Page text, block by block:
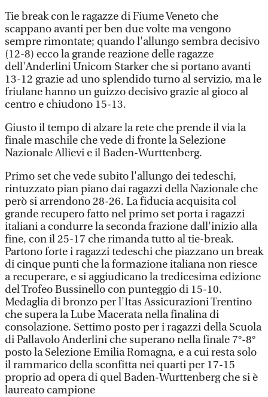
Tie break con le ragazze di Fiume Veneto che
scappano avanti per ben due volte ma vengono
sempre rimontate; quando l'allungo sembra decisivo
(12-8) ecco la grande reazione delle ragazze
dell'Anderlini Unicom Starker che si portano avanti
13-12 grazie ad uno splendido turno al servizio, ma le
friulane hanno un guizzo decisivo grazie al gioco al
centro e chiudono 15-13.
Giusto il tempo di alzare la rete che prende il via la
finale maschile che vede di fronte la Selezione
Nazionale Allievi e il Baden-Wurttenberg.
Primo set che vede subito l'allungo dei tedeschi,
rintuzzato pian piano dai ragazzi della Nazionale che
però si arrendono 28-26. La fiducia acquisita col
grande recupero fatto nel primo set porta i ragazzi
italiani a condurre la seconda frazione dall'inizio alla
fine, con il 25-17 che rimanda tutto al tie-break.
Partono forte i ragazzi tedeschi che piazzano un break
di cinque punti che la formazione italiana non riesce
a recuperare, e si aggiudicano la tredicesima edizione
del Trofeo Bussinello con punteggio di 15-10.
Medaglia di bronzo per l'Itas Assicurazioni Trentino
che supera la Lube Macerata nella finalina di
consolazione. Settimo posto per i ragazzi della Scuola
di Pallavolo Anderlini che superano nella finale 7°-8°
posto la Selezione Emilia Romagna, e a cui resta solo
il rammarico della sconfitta nei quarti per 17-15
proprio ad opera di quel Baden-Wurttenberg che si è
laureato campione